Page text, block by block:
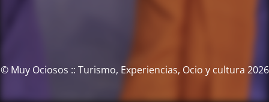
© Muy Ociosos :: Turismo, Experiencias, Ocio y cultura 2026